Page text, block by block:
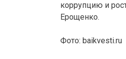
коррупцию и
Ерощенко.
Фото: baikvesti.ru